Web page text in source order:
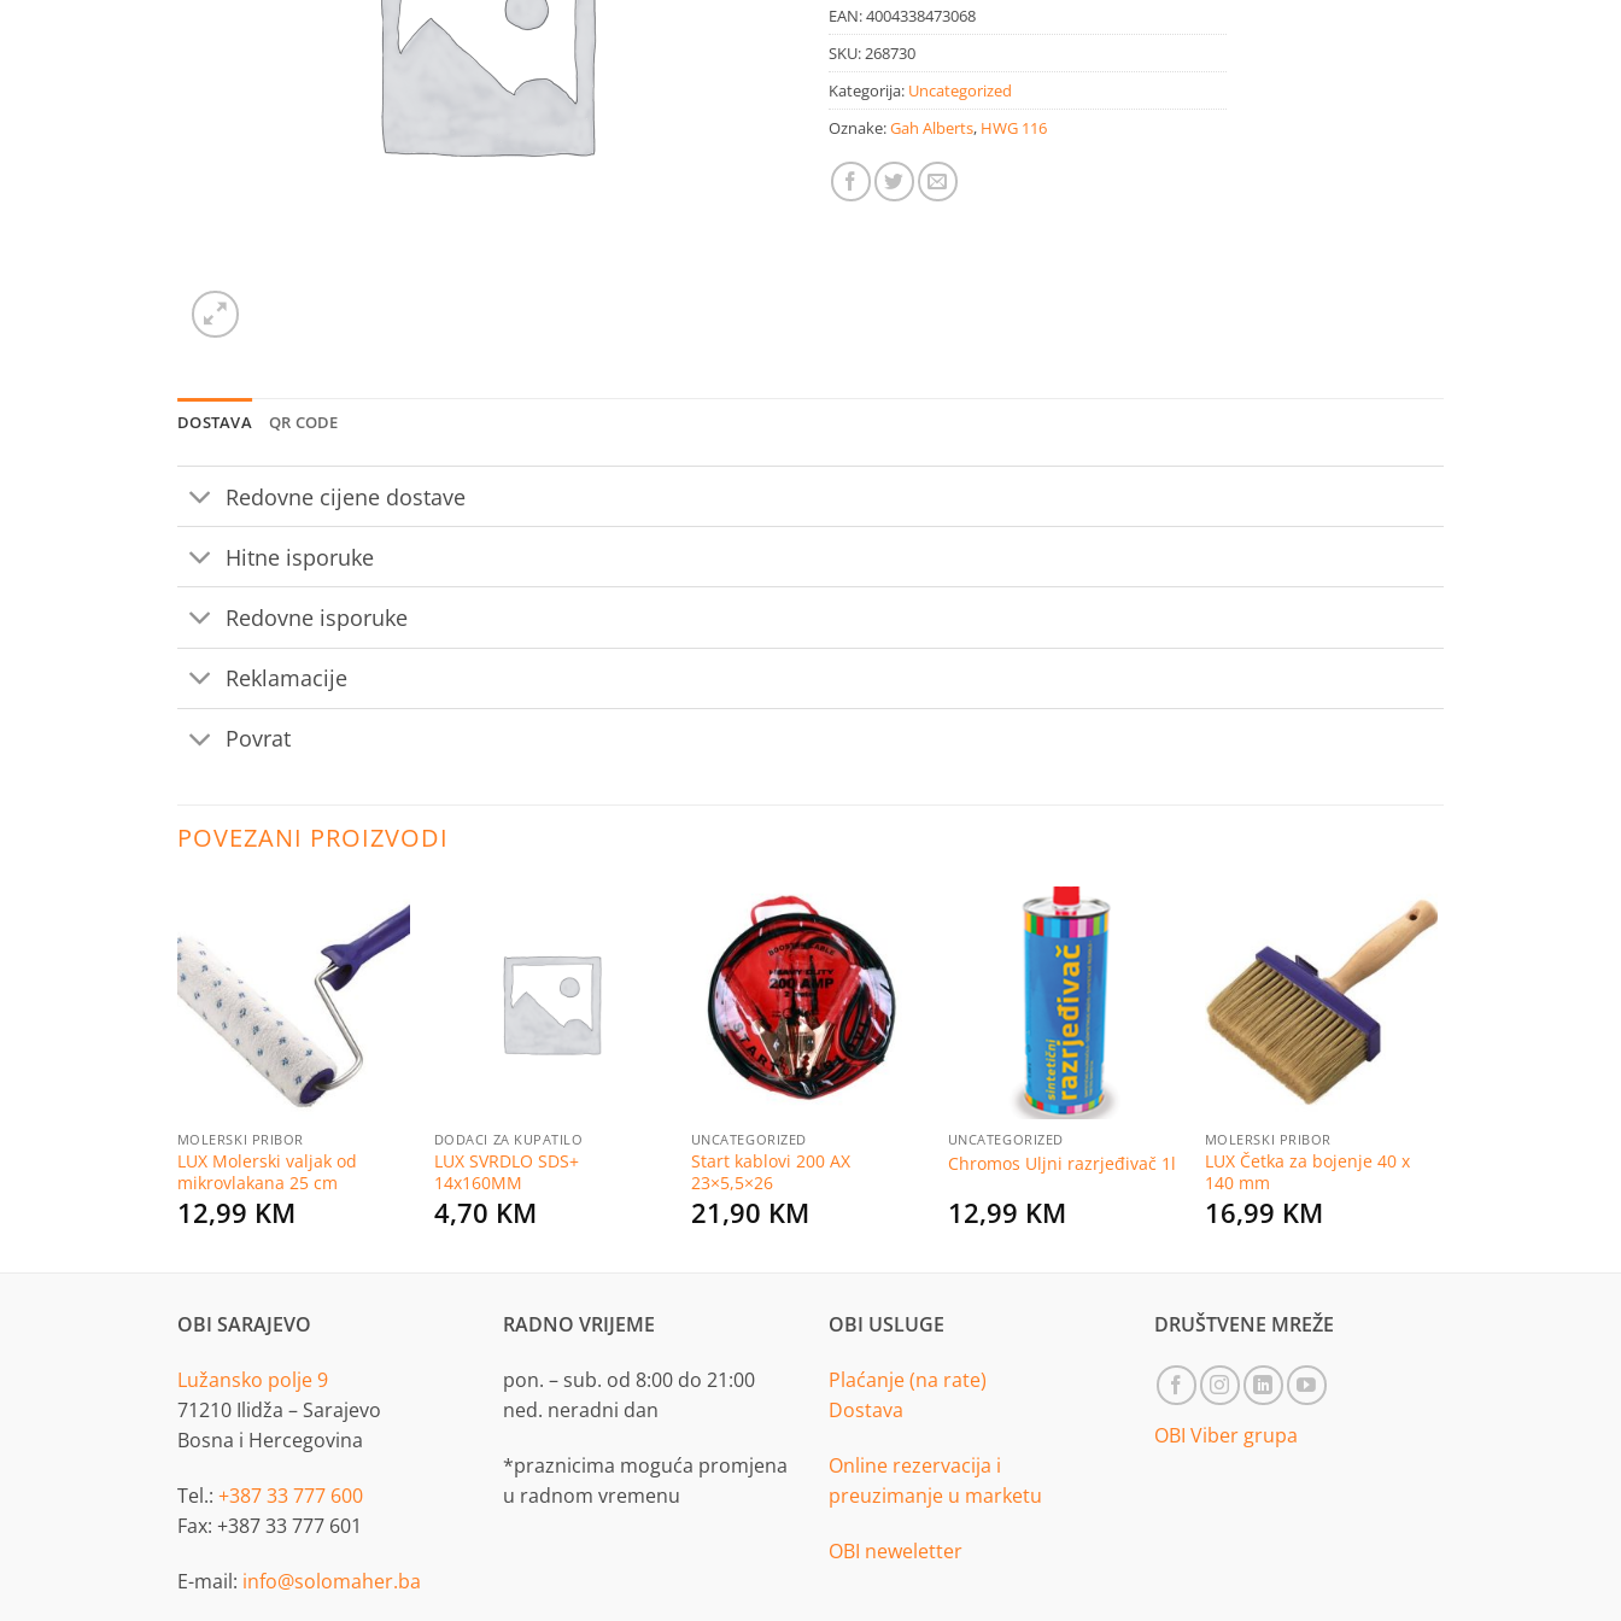
EAN:4004338473068
SKU:268730
Kategorija: Uncategorized
Oznake:Gah Alberts, HWG 116
DOSTAVA QR CODE
Redovne cijene dostave
Hitne isporuke
Redovne isporuke
Reklamacije
Povrat
POVEZANI PROIZVODI
Dodaj
na
MOLERSKI PRIBOR
LUX Molerski valjak od
mikrovlakana 25 cm
12,99 KM
DODACI ZA KUPATILO
LUX SVRDLO SDS+
14x160MM
4,70 KM
Dodaj
na
listu
želja
UNCATEGORIZED
Start kablovi 200 AX
23×5,5×26
21,90 KM
UNCATEGORIZED
Chromos Uljni razrjeđivač 1l
12,99 KM
Dodaj
MOLERSKI PRIBOR
LUX Četka za bojenje 40 x
140 mm
16,99 KM
OBI SARAJEVO
Lužansko polje 9
71210 Ilidža – Sarajevo
Bosna i Hercegovina
Tel.: +387 33 777 600
Fax: +387 33 777 601
E-mail: info@solomaher.ba
RADNO VRIJEME
pon. – sub. od 8:00 do 21:00
ned. neradni dan
*praznicima moguća promjena
u radnom vremenu
OBI USLUGE
Plaćanje (na rate)
Dostava
Online rezervacija i
preuzimanje u marketu
OBI neweletter
DRUŠTVENE MREŽE
OBI Viber grupa